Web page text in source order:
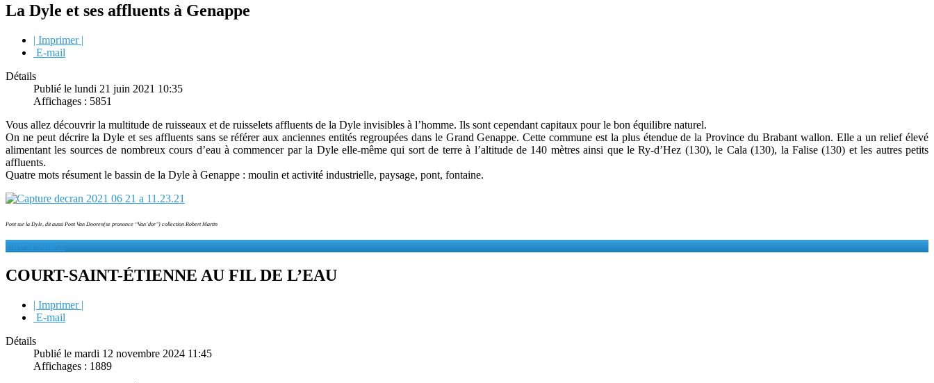
La Dyle et ses affluents à Genappe
| Imprimer |
E-mail
Détails
Publié le lundi 21 juin 2021 10:35
Affichages : 5851
Vous allez découvrir la multitude de ruisseaux et de ruisselets affluents de la Dyle invisibles à l’homme. Ils sont cependant capitaux pour le bon équilibre naturel.
On ne peut décrire la Dyle et ses affluents sans se référer aux anciennes entités regroupées dans le Grand Genappe. Cette commune est la plus étendue de la Province du Brabant wallon. Elle a un relief élevé
alimentant les sources de nombreux cours d’eau à commencer par la Dyle elle-même qui sort de terre à l’altitude de 140 mètres ainsi que le Ry-d’Hez (130), le Cala (130), la Falise (130) et les autres petits
affluents.
Quatre mots résument le bassin de la Dyle à Genappe : moulin et activité industrielle, paysage, pont, fontaine.
Pont sur la Dyle, dit aussi Pont Van Dooren(se prononce “Van’dor”) collection Robert Martin
Lire la suite...
COURT-SAINT-ÉTIENNE AU FIL DE L’EAU
| Imprimer |
E-mail
Détails
Publié le mardi 12 novembre 2024 11:45
Affichages : 1889